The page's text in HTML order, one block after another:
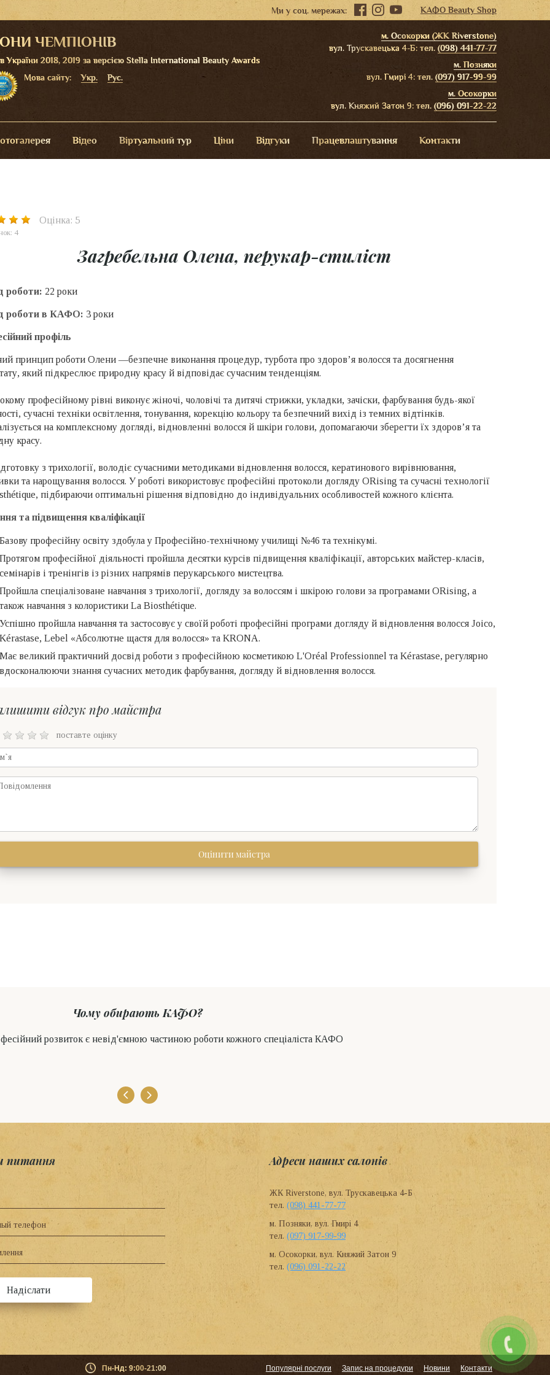
КАФО Beauty Shop
Ми у соц. мережах:
ЧЕМПІОНІВ
України 2018, 2019 за версією Stella International Beauty Awards
Мова сайту:Укр. Рус.
м. Осокорки (ЖК Riverstone)
вул. Трускавецька 4-Б: тел. (098) 441-77-77
м. Позняки
вул. Гмирі 4: тел. (097) 917-99-99
м. Осокорки
вул. Княжий Затон 9: тел. (096) 091-22-22
Відео Віртуальний тур Ціни Відгуки Працевлаштування Контакти
4
Оцінка: 5
Загребельна Олена, перукар-стиліст
роботи: 22 роки
роботи в КАФО: 3 роки
профіль
принцип роботи Олени —безпечне виконання процедур, турбота про здоров’я волосся та досягнення
який підкреслює природну красу й відповідає сучасним тенденціям.
професійному рівні виконує жіночі, чоловічі та дитячі стрижки, укладки, зачіски, фарбування будь-якої
сучасні техніки освітлення, тонування, корекцію кольору та безпечний вихід із темних відтінків.
на комплексному догляді, відновленні волосся й шкіри голови, допомагаючи зберегти їх здоров’я та
красу.
з трихології, володіє сучасними методиками відновлення волосся, кератинового вирівнювання,
та нарощування волосся. У роботі використовує професійні протоколи догляду ORising та сучасні технології
підбираючи оптимальні рішення відповідно до індивідуальних особливостей кожного клієнта.
та підвищення кваліфікації
Базову професійну освіту здобула у Професійно-технічному училищі №46 та технікумі.
Протягом професійної діяльності пройшла десятки курсів підвищення кваліфікації, авторських майстер-класів,
семінарів і тренінгів із різних напрямів перукарського мистецтва.
Пройшла спеціалізоване навчання з трихології, догляду за волоссям і шкірою голови за програмами ORising, а
також навчання з колористики La Biosthétique.
Успішно пройшла навчання та застосовує у своїй роботі професійні програми догляду й відновлення волосся Joico,
Kérastase, Lebel «Абсолютне щастя для волосся» та KRONA.
Має великий практичний досвід роботи з професійною косметикою L'Oréal Professionnel та Kérastase, регулярно
вдосконалюючи знання сучасних методик фарбування, догляду й відновлення волосся.
відгук про майстра
поставте оцінку
Оцінити майстра
Чому обирають КАФО?
розвиток є невід'ємною частиною роботи кожного спеціаліста КАФО
питання Адреси наших салонів
ЖК Riverstone, вул. Трускавецька 4-Б
тел. (098) 441-77-77
м. Позняки, вул. Гмирі 4
тел. (097) 917-99-99
м. Осокорки, вул. Княжий Затон 9
тел. (096) 091-22-22
Пн-Нд: 9:00-21:00 Популярні послуги Запис на процедури Новини Контакти